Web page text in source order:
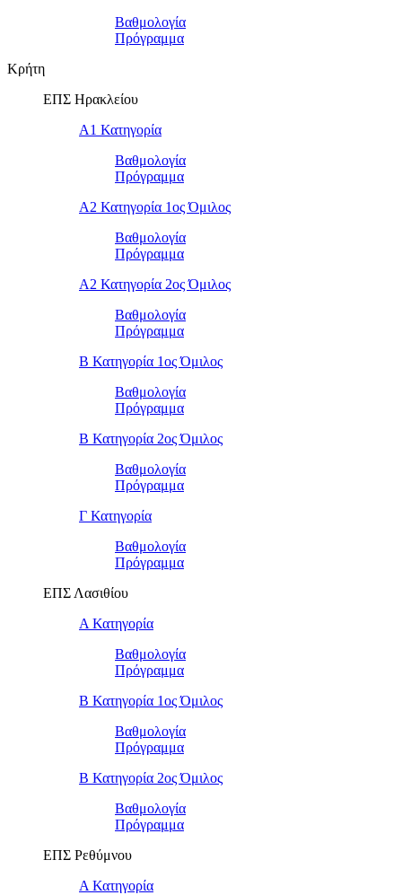
Βαθμολογία
Πρόγραμμα
Κρήτη
ΕΠΣ Ηρακλείου
Α1 Κατηγορία
Βαθμολογία
Πρόγραμμα
Α2 Κατηγορία 1ος Όμιλος
Βαθμολογία
Πρόγραμμα
Α2 Κατηγορία 2ος Όμιλος
Βαθμολογία
Πρόγραμμα
Β Κατηγορία 1ος Όμιλος
Βαθμολογία
Πρόγραμμα
Β Κατηγορία 2ος Όμιλος
Βαθμολογία
Πρόγραμμα
Γ Κατηγορία
Βαθμολογία
Πρόγραμμα
ΕΠΣ Λασιθίου
Α Κατηγορία
Βαθμολογία
Πρόγραμμα
Β Κατηγορία 1ος Όμιλος
Βαθμολογία
Πρόγραμμα
Β Κατηγορία 2ος Όμιλος
Βαθμολογία
Πρόγραμμα
ΕΠΣ Ρεθύμνου
Α Κατηγορία